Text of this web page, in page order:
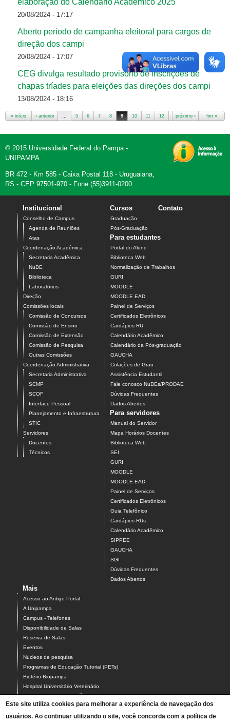
elaboração do Calendário Acadêmico 2025
20/08/2024 - 17:17
Aberto período de campanha eleitoral para cargos de
direção dos campi
20/08/2024 - 17:07
CEG divulga resultado provisório de inscrições de
chapas tríades para eleições das direções dos campi
13/08/2024 - 18:16
« início ‹ anterior … 5 6 7 8 9 10 11 12 13 …
próximo › fim »
© 2015 Universidade Federal do Pampa -
UNIPAMPA
BR 472 - Km 585 - Caixa Postal 118 - Uruguaiana,
RS - CEP 97501-970 - Fone (55)3911-0200
Institucional
Conselho de Campus
Agenda de Reuniões
Atas
Coordenação Acadêmica
Secretaria Acadêmica
NuDE
Biblioteca
Laboratórios
Direção
Comissões locais
Comissão de Concursos
Comissão de Ensino
Comissão de Extensão
Comissão de Pesquisa
Outras Comissões
Coordenação Administrativa
Secretaria Administrativa
SCMP
SCOF
Interface Pessoal
Planejamento e Infraestrutura
STIC
Servidores
Docentes
Técnicos
Cursos
Graduação
Pós-Graduação
Contato
Para estudantes
Portal do Aluno
Biblioteca Web
Normalização de Trabalhos
GURI
MOODLE
MOODLE EAD
Painel de Serviços
Certificados Eletrônicos
Cardápios RU
Calendário Acadêmico
Calendário da Pós-graduação
GAUCHA
Colações de Grau
Assistência Estudantil
Fale conosco NuDEs/PRODAE
Dúvidas Frequentes
Dados Abertos
Para servidores
Manual do Servidor
Mapa Horários Docentes
Biblioteca Web
SEI
GURI
MOODLE
MOODLE EAD
Painel de Serviços
Certificados Eletrônicos
Guia Telefônico
Cardápios RUs
Calendário Acadêmico
SIPPEE
GAUCHA
SGI
Dúvidas Frequentes
Dados Abertos
Mais
Acesso ao Antigo Portal
A Unipampa
Campus - Telefones
Disponibilidade de Salas
Reserva de Salas
Eventos
Núcleos de pesquisa
Programas de Educação Tutorial (PETs)
Biotério-Biopampa
Hospital Universitário Veterinário
Chamados MANUTENÇÃO PREDIAL E AR-CONDICIONADO
Chamados TIC-ASCOM-DIV BIBLIOTECAS-PROCADI
Comissão Eleitoral Local (CEL campus Uruguaiana)
Este site utiliza cookies para melhorar a experiência de navegação dos
usuários. Ao continuar utilizando o site, você concorda com a política de